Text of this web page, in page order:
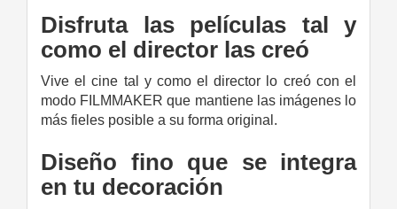
Disfruta las películas tal y
como el director las creó
Vive el cine tal y como el director lo creó con el
modo FILMMAKER que mantiene las imágenes lo
más fieles posible a su forma original.
Diseño fino que se integra
en tu decoración